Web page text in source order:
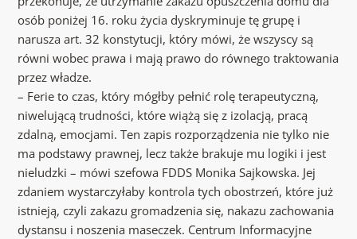
osób poniżej 16. roku życia dyskryminuje tę grupę i
narusza art. 32 konstytucji, który mówi, że wszyscy są
równi wobec prawa i mają prawo do równego traktowania
przez władze.
– Ferie to czas, który mógłby pełnić rolę terapeutyczną,
niwelującą trudności, które wiążą się z izolacją, pracą
zdalną, emocjami. Ten zapis rozporządzenia nie tylko nie
ma podstawy prawnej, lecz także brakuje mu logiki i jest
nieludzki – mówi szefowa FDDS Monika Sajkowska. Jej
zdaniem wystarczyłaby kontrola tych obostrzeń, które już
istnieją, czyli zakazu gromadzenia się, nakazu zachowania
dystansu i noszenia maseczek. Centrum Informacyjne